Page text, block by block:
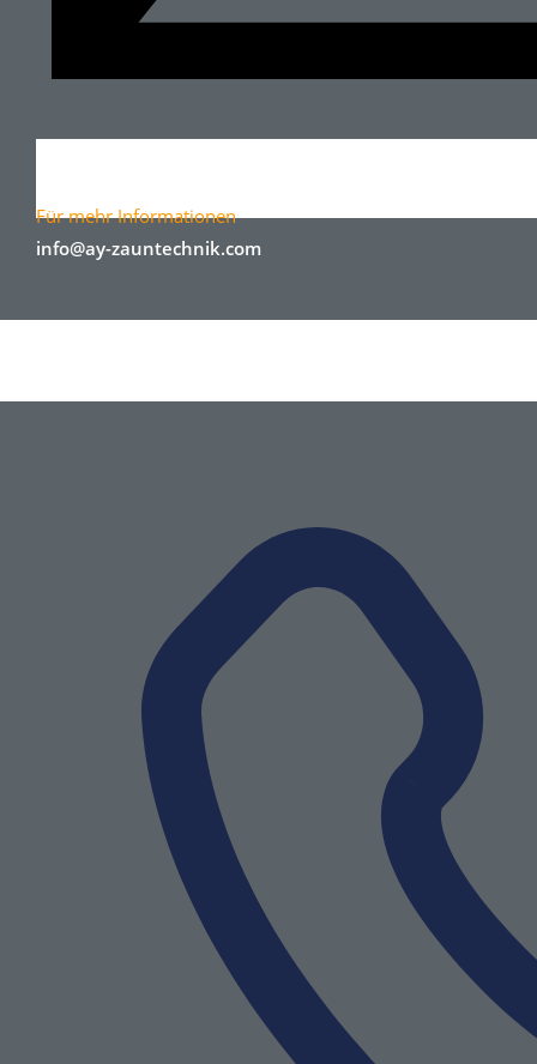
Für mehr Informationen
info@ay-zauntechnik.com